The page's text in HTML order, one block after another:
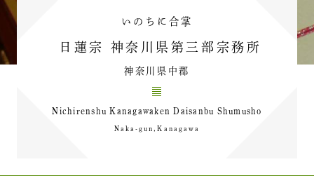
いのちに合掌
日蓮宗 神奈川県第三部宗務所
神奈川県中郡
Nichirenshu Kanagawaken Daisanbu Shumusho
Naka-gun,Kanagawa